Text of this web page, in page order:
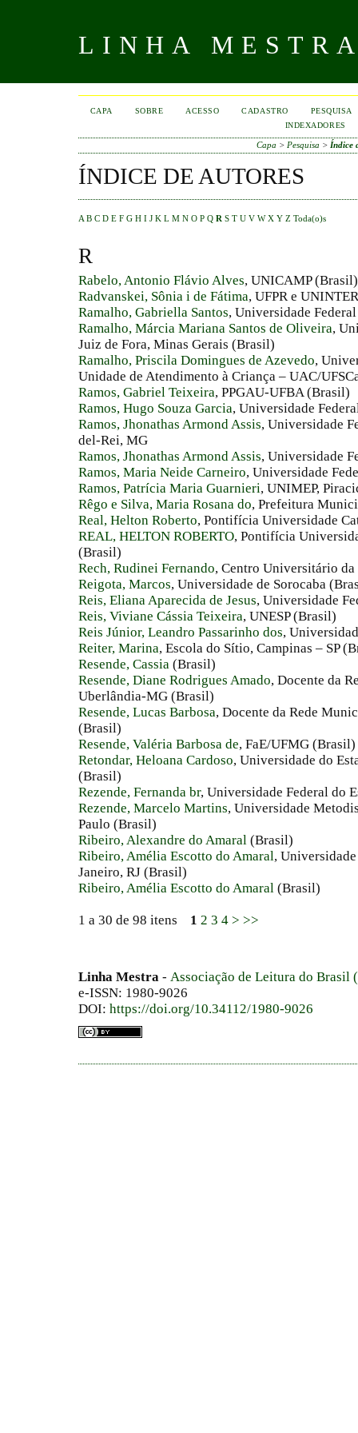
LINHA
CAPA SOBRE ACESSO CADASTRO
PESQUISA
INDEXADORES
Capa > Pesquisa > Índice
ÍNDICE DE AUTORES
A B C D E F G H I J K L M N O P Q R S T U V W X Y Z Toda(o)s
R
Rabelo, Antonio Flávio Alves, UNICAMP (Brasil)
Radvanskei, Sônia i de Fátima, UFPR e
Ramalho, Gabriella Santos, Universidade
Ramalho, Márcia Mariana Santos de Oliveira,
Juiz de Fora, Minas Gerais (Brasil)
Ramalho, Priscila Domingues de Azevedo,
Unidade de Atendimento à Criança – UAC/
Ramos, Gabriel Teixeira, PPGAU-UFBA (Brasil)
Ramos, Hugo Souza Garcia, Universidade
Ramos, Jhonathas Armond Assis, Universidade
del-Rei, MG
Ramos, Jhonathas Armond Assis, Universidade
Ramos, Maria Neide Carneiro, Universidade
Ramos, Patrícia Maria Guarnieri, UNIMEP,
Rêgo e Silva, Maria Rosana do, Prefeitura
Real, Helton Roberto, Pontifícia Universidade
REAL, HELTON ROBERTO, Pontifícia
(Brasil)
Rech, Rudinei Fernando, Centro Universitário da
Reigota, Marcos, Universidade de Sorocaba
Reis, Eliana Aparecida de Jesus, Universidade
Reis, Viviane Cássia Teixeira, UNESP (Brasil)
Reis Júnior, Leandro Passarinho dos,
Reiter, Marina, Escola do Sítio, Campinas – SP
Resende, Cassia (Brasil)
Resende, Diane Rodrigues Amado, Docente da
Uberlândia-MG (Brasil)
Resende, Lucas Barbosa, Docente da Rede
(Brasil)
Resende, Valéria Barbosa de, FaE/UFMG (Brasil)
Retondar, Heloana Cardoso, Universidade do
(Brasil)
Rezende, Fernanda br, Universidade Federal do
Rezende, Marcelo Martins, Universidade
Paulo (Brasil)
Ribeiro, Alexandre do Amaral (Brasil)
Ribeiro, Amélia Escotto do Amaral,
Janeiro, RJ (Brasil)
Ribeiro, Amélia Escotto do Amaral (Brasil)
1 a 30 de 98 itens 1 2 3 4 > >>
Linha Mestra - Associação de Leitura do Brasil
e-ISSN: 1980-9026
DOI: https://doi.org/10.34112/1980-9026